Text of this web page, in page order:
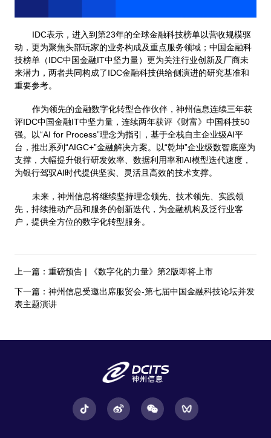
IDC表示，进入到第23年的全球金融科技榜单以营收规模驱
动，更为聚焦头部玩家的业务构成及重点服务领域；中国金融科
技榜单（IDC中国金融IT中坚力量）更为关注行业创新及厂商未
来潜力，两者共同构成了IDC金融科技供给侧演进的研究基准和
重要参考。
作为领先的金融数字化转型合作伙伴，神州信息连续三年获
评IDC中国金融IT中坚力量，连续两年获评《财富》中国科技50
强。以“AI for Process”理念为指引，基于全栈自主企业级AI平
台，推出系列“AIGC+”金融解决方案。以“乾坤”企业级数智底座为
支撑，大幅提升银行研发效率、数据利用率和AI模型迭代速度，
为银行驾驭AI时代提供坚实、灵活且高效的技术支撑。
未来，神州信息将继续坚持理念领先、技术领先、实践领
先，持续推动产品和服务的创新迭代，为金融机构及泛行业客
户，提供全方位的数字化转型服务。
上一篇：重磅预告 | 《数字化的力量》第2版即将上市
下一篇：神州信息受邀出席服贸会-第七届中国金融科技论坛并发
表主题演讲